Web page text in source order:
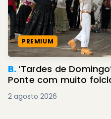
PREMIUM
B.‘Tardes de
Ponte com muito
2 agosto 2026